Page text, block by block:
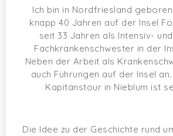
Ich bin in Nordfriesland
knapp 40 Jahren auf der Insel
seit 33 Jahren als Intensiv-
Fachkrankenschwester in der
Neben der Arbeit als
auch Führungen auf der Insel
Kapitänstour in Nieblum ist
Die Idee zu der Geschichte rund